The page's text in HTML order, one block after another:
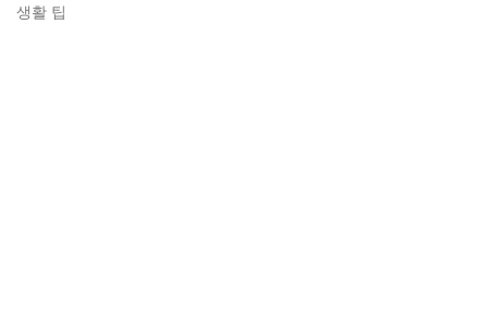
생활 팁